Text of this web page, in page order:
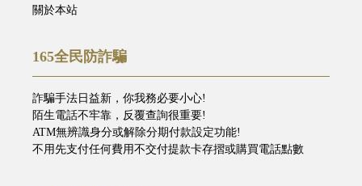
關於本站
165全民防詐騙
詐騙手法日益新，你我務必要小心!
陌生電話不牢靠，反覆查詢很重要!
ATM無辨識身分或解除分期付款設定功能!
不用先支付任何費用不交付提款卡存摺或購買電話點數